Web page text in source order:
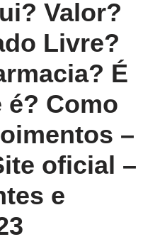
Valor?
Livre?
É
é? Como
–
oficial –
e